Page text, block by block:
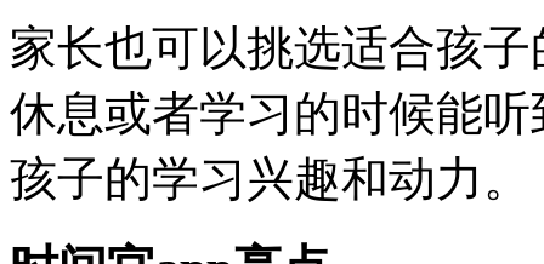
家长也可以挑选适合孩
休息或者学习的时候能
孩子的学习兴趣和动力。